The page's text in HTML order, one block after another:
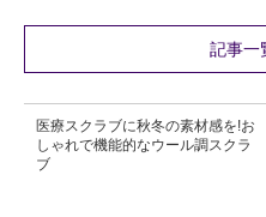
記事一
医療スクラブに秋冬の素材感を!お
しゃれで機能的なウール調スクラ
ブ